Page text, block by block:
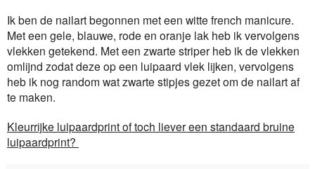
Ik ben de nailart begonnen met een witte french manicure.
Met een gele, blauwe, rode en oranje lak heb ik vervolgens
vlekken getekend. Met een zwarte striper heb ik de vlekken
omlijnd zodat deze op een luipaard vlek lijken, vervolgens
heb ik nog random wat zwarte stipjes gezet om de nailart af
te maken.
Kleurrijke luipaardprint of toch liever een standaard bruine
luipaardprint?